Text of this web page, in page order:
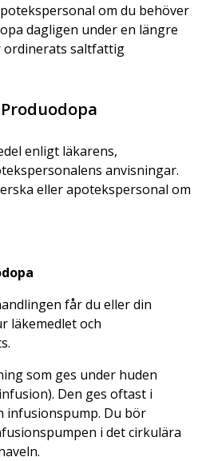
om du behöver
dagligen under en längre
ordinerats saltfattig
enligt läkarens,
anvisningar.
eller apotekspersonal om
får du eller din
läkemedlet och
som ges under huden
Den ges oftast i
infusionspump. Du bör
i det cirkulära